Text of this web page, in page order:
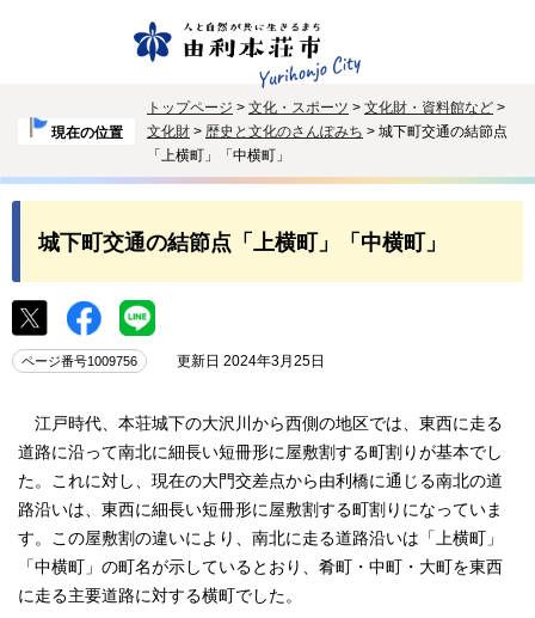
現在の位置
トップページ > 文化・スポーツ > 文化財・資料館など >
文化財 > 歴史と文化のさんぽみち > 城下町交通の結節点
「上横町」「中横町」
城下町交通の結節点「上横町」「中横町」
ページ番号1009756 更新日 2024年3月25日
江戸時代、本荘城下の大沢川から西側の地区では、東西に走る
道路に沿って南北に細長い短冊形に屋敷割する町割りが基本でし
た。これに対し、現在の大門交差点から由利橋に通じる南北の道
路沿いは、東西に細長い短冊形に屋敷割する町割りになっていま
す。この屋敷割の違いにより、南北に走る道路沿いは「上横町」
「中横町」の町名が示しているとおり、肴町・中町・大町を東西
に走る主要道路に対する横町でした。